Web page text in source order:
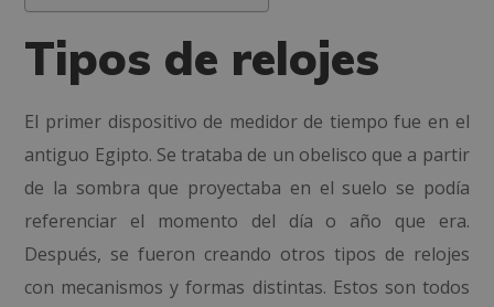
Tipos de relojes
El primer dispositivo de medidor de tiempo fue en el
antiguo Egipto. Se trataba de un obelisco que a partir
de la sombra que proyectaba en el suelo se podía
referenciar el momento del día o año que era.
Después, se fueron creando otros tipos de relojes
con mecanismos y formas distintas. Estos son todos